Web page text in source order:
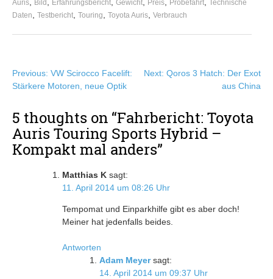
Auris Bild Erfahrungsbericht Gewicht Preis Probefahrt
Technische
Daten
Testbericht Touring Toyota Auris Verbrauch
Beitragsnavigation
Previous: VW Scirocco Facelift:
Stärkere Motoren, neue Optik
Next: Qoros 3 Hatch: Der Exot
aus China
5 thoughts on “Fahrbericht: Toyota
Auris Touring Sports Hybrid –
Kompakt mal anders”
Matthias K sagt:
11. April 2014 um 08:26 Uhr
Tempomat und Einparkhilfe gibt es aber doch!
Meiner hat jedenfalls beides.
Antworten
Adam Meyer sagt:
14. April 2014 um 09:37 Uhr